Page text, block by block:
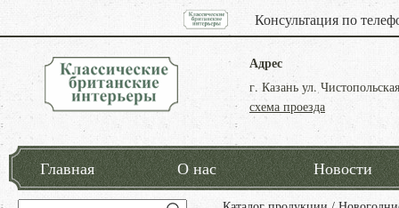
Консультация по
Адрес
г. Казань ул.
схема проезда
Главная О нас Новости